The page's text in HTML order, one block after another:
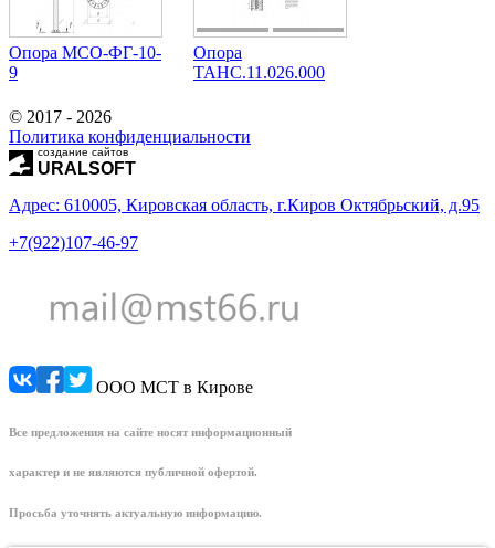
Опора МCО-ФГ-10-
9
Опора
ТАНС.11.026.000
© 2017 - 2026
Политика конфиденциальности
создание сайтов
URALSOFT
Адрес: 610005, Кировская область, г.Киров Октябрьский, д.95
+7(922)107-46-97
ООО МСТ в Кирове
Все предложения на сайте носят информационный
характер и не являются публичной офертой.
Просьба уточнять актуальную информацию.